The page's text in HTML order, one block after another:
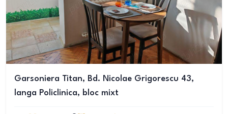
Garsoniera Titan, Bd. Nicolae Grigorescu 43,
langa Policlinica, bloc mixt